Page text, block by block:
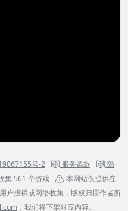
号-2 服务条款
隐
集 561 个游戏
本网站仅提供在
户投稿或网络收集，版权归原作者所
，我们将下架对应内容。